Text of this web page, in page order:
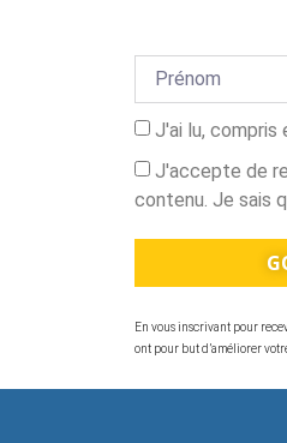
J'ai lu,
J'accepte de
contenu. Je sais
En vous inscrivant pour
ont pour but d’améliorer